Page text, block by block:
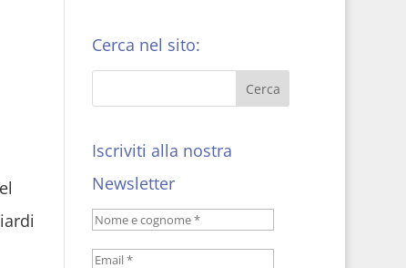
Cerca nel sito:
Iscriviti alla nostra
Newsletter